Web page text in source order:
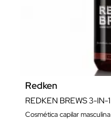
Redken
Cosmética capilar masculina